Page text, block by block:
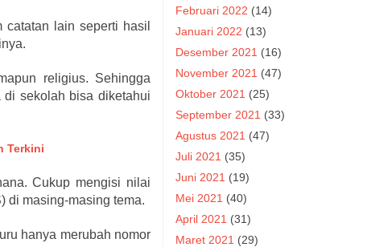
lain seperti hasil
religius. Sehingga
di sekolah bisa diketahui
Terkini
Cukup mengisi nilai
di masing-masing tema.
hanya merubah nomor
Februari 2022 (14)
Januari 2022 (13)
Desember 2021 (16)
November 2021 (47)
Oktober 2021 (25)
September 2021 (33)
Agustus 2021 (47)
Juli 2021 (35)
Juni 2021 (19)
Mei 2021 (40)
April 2021 (31)
Maret 2021 (29)